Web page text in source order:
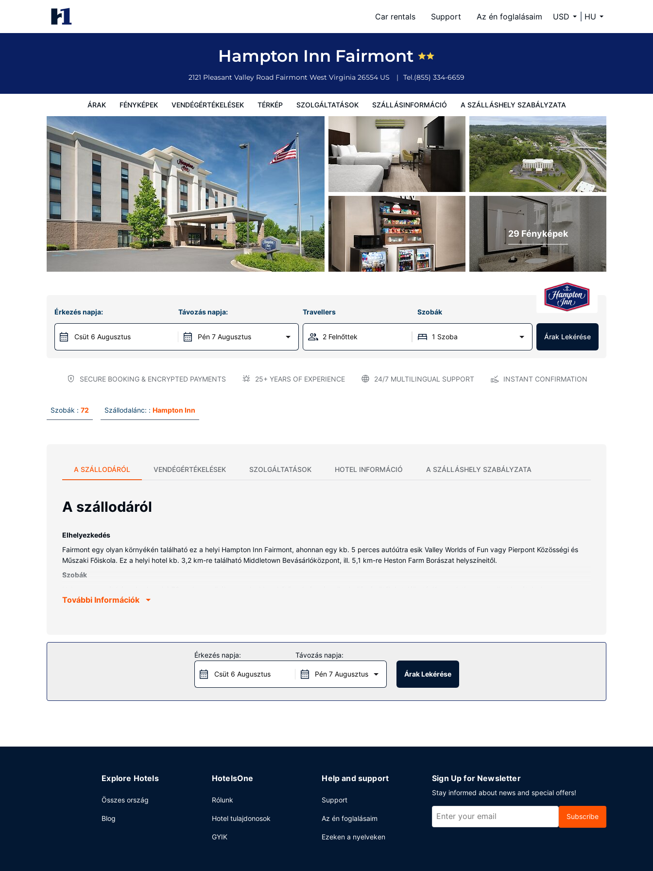
Car rentals Support Az én foglalásaim USD HU
Hampton Inn Fairmont
2121 Pleasant Valley Road Fairmont West Virginia 26554 US Tel.(855) 334-6659
ÁRAK FÉNYKÉPEK VENDÉGÉRTÉKELÉSEK TÉRKÉP SZOLGÁLTATÁSOK SZÁLLÁSINFORMÁCIÓ A SZÁLLÁSHELY SZABÁLYZATA
Hampton Inn Fairmont
Árak Fényképek A szálláshely szabályzata
29 Fényképek
Érkezés napja:
Csüt 6 Augusztus
Távozás napja:
Pén 7 Augusztus
Travellers Szobák
2 Felnőttek 1 Szoba Árak Lekérése
SECURE BOOKING & ENCRYPTED PAYMENTS 25+ YEARS OF EXPERIENCE 24/7 MULTILINGUAL SUPPORT INSTANT CONFIRMATION
Szobák : 72 Szállodalánc: : Hampton Inn
A SZÁLLODÁRÓL VENDÉGÉRTÉKELÉSEK SZOLGÁLTATÁSOK HOTEL INFORMÁCIÓ A SZÁLLÁSHELY SZABÁLYZATA
A szállodáról
Elhelyezkedés
Fairmont egy olyan környékén található ez a helyi Hampton Inn Fairmont, ahonnan egy kb. 5 perces autóútra esik Valley Worlds of Fun vagy Pierpont Közösségi és
Műszaki Főiskola. Ez a helyi hotel kb. 3,2 km-re található Middletown Bevásárlóközpont, ill. 5,1 km-re Heston Farm Borászat helyszíneitől.
Szobák
családtagjaival, vagy éppen üzleti ügyeit intézheti, hiszen a szobákban ingyenes vezetékes és vezeték nélküli internet is elérhető. Ezenkívül 40 hüvelyk képátmérőjű
Élvezze ki a szálláshely kínálta szabadidős létesítményeket és szolgáltatásokat, mint például a(z) beltéri medence, vagy a(z) fitneszlétesítmény. A hotel kiegészítő
szolgáltatásai között szerepelnek a következők: ingyenes wifihozzáférés, bankett-terem és étel- és italautomata.
Ingyenes svédasztalos reggeli reggelit szolgálnak fel ingyenes reggeli naponta.
További Információk
Érkezés napja:
Csüt 6 Augusztus
Távozás napja:
Pén 7 Augusztus Árak Lekérése
Explore Hotels
Összes ország
Blog
HotelsOne
Rólunk
Hotel tulajdonosok
GYIK
Help and support
Support
Az én foglalásaim
Ezeken a nyelveken
Sign Up for Newsletter
Stay informed about news and special offers!
Subscribe